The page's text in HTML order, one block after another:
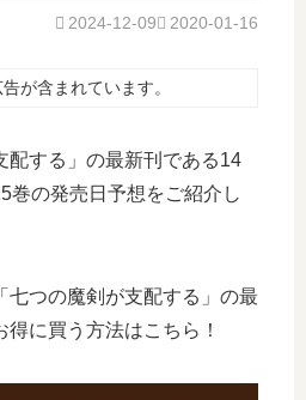
2020-01-16
2024-12-09
が含まれています。
配する」の最新刊である14
巻の発売日予想をご紹介し
七つの魔剣が支配する」の最
に買う方法はこちら！